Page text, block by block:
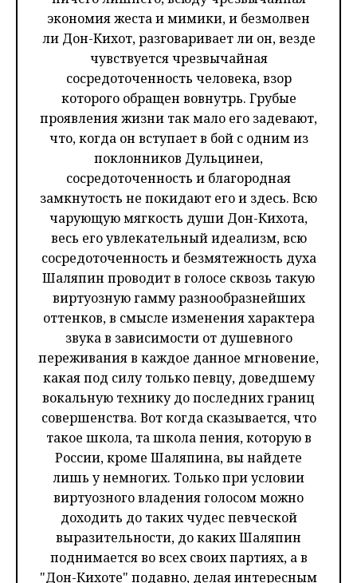
экономия жеста и мимики, и безмолвен
ли Дон-Кихот, разговаривает ли он, везде
чувствуется чрезвычайная
сосредоточенность человека, взор
которого обращен вовнутрь. Грубые
проявления жизни так мало его задевают,
что, когда он вступает в бой с одним из
поклонников Дульцинеи,
сосредоточенность и благородная
замкнутость не покидают его и здесь. Всю
чарующую мягкость души Дон-Кихота,
весь его увлекательный идеализм, всю
сосредоточенность и безмятежность духа
Шаляпин проводит в голосе сквозь такую
виртуозную гамму разнообразнейших
оттенков, в смысле изменения характера
звука в зависимости от душевного
переживания в каждое данное мгновение,
какая под силу только певцу, доведшему
вокальную технику до последних границ
совершенства. Вот когда сказывается, что
такое школа, та школа пения, которую в
России, кроме Шаляпина, вы найдете
лишь у немногих. Только при условии
виртуозного владения голосом можно
доходить до таких чудес певческой
выразительности, до каких Шаляпин
поднимается во всех своих партиях, а в
"Дон-Кихоте" подавно, делая интересным